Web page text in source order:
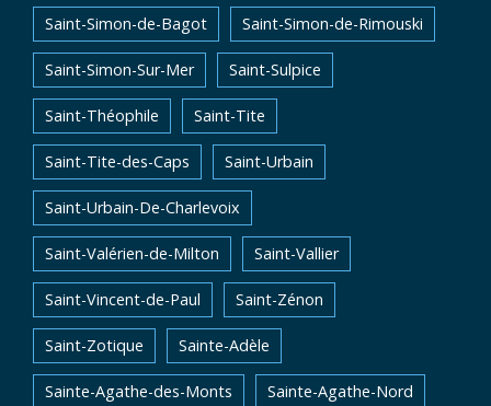
Saint-Simon-de-Bagot Saint-Simon-de-Rimouski
Saint-Simon-Sur-Mer Saint-Sulpice
Saint-Théophile Saint-Tite
Saint-Tite-des-Caps Saint-Urbain
Saint-Urbain-De-Charlevoix
Saint-Valérien-de-Milton Saint-Vallier
Saint-Vincent-de-Paul Saint-Zénon
Saint-Zotique Sainte-Adèle
Sainte-Agathe-des-Monts Sainte-Agathe-Nord